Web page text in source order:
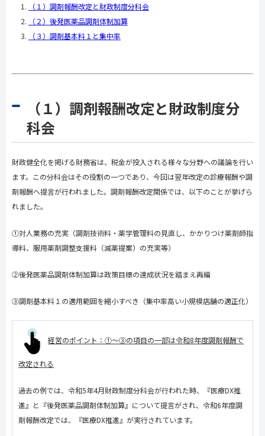
（１）調剤報酬改定と財政制度分科会
（２）後発医薬品調剤体制加算
（３）調剤基本料１と集中率
（１）調剤報酬改定と財政制度分
科会
財政健全化を掲げる財務省は、税金が投入される様々な分野への議論を行い
ます。この分科会はその役割の一つであり、今回は翌年改定の診療報酬や調
剤報酬へ提言が行われました。調剤報酬改定関係では、以下のことが挙げら
れました。
①対人業務の充実（調剤技術料・薬学管理料の見直し、かかりつけ薬剤師指
導料、服用薬剤調整支援料（減薬提案）の充実等）
②後発医薬品調剤体制加算は政策目標の達成状況を踏まえ再編
③調剤基本料１の適用範囲を縮小すべき（集中率高い小規模店舗の適正化）
経営のポイント：①～③の項目の一部は令和8年度調剤報酬で
改定される
過去の例では、令和5年4月財政制度分科会が行われた時、『医療DX推
進』と『後発医薬品調剤体制加算』について提言がされ、令和6年度調
剤報酬改定では、『医療DX推進』が実行されています。